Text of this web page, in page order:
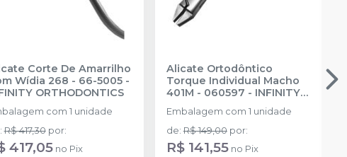
Corte De Amarrilho
Wídia 268 - 66-5005-
ORTHODONTICS
com 1 unidade
:R$ 417,30 por:
417,05 no Pix
Alicate Ortodôntico
Torque Individual Macho
401M - 060597 - INFINITY
ORTHODONTICS
Embalagem com 1 unidade
de:R$ 149,00 por:
R$ 141,55 no Pix